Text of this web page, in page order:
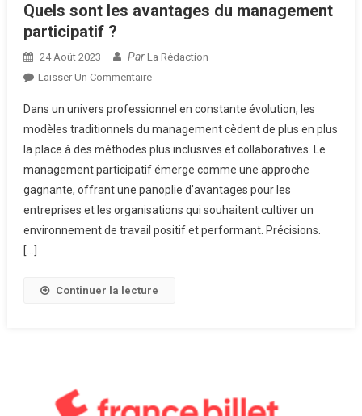
Quels sont les avantages du management
participatif ?
24 Août 2023 Par La Rédaction
Laisser Un CommentaireSur
Sont
Les
Avantages
Du
Management
Participatif
?
Dans un univers professionnel en constante évolution, les
modèles traditionnels du management cèdent de plus en plus
la place à des méthodes plus inclusives et collaboratives. Le
management participatif émerge comme une approche
gagnante, offrant une panoplie d’avantages pour les
entreprises et les organisations qui souhaitent cultiver un
environnement de travail positif et performant. Précisions.
[…]
Continuer la lecture